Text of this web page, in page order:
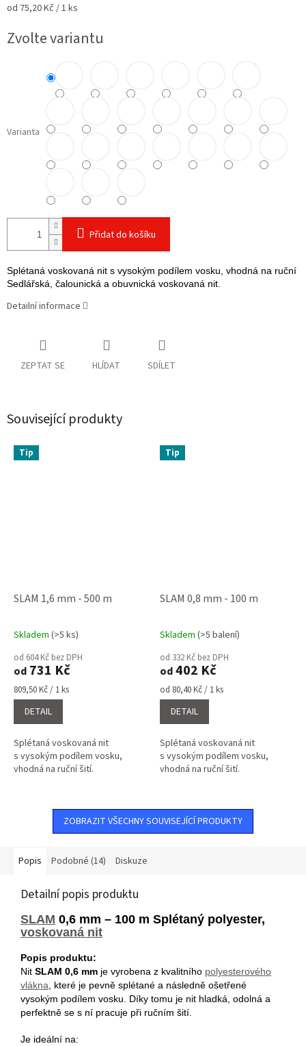
Měrná
od 75,20 Kč / 1 ks
Zvolte variantu
Varianta
Přidat do košíku
Splétaná voskovaná nit s vysokým podílem vosku, vhodná na ruční
Sedlářská, čalounická a obuvnická voskovaná nit.
Detailní informace
ZEPTAT SE HLÍDAT SDÍLET
Související produkty
Tip
SLAM 1,6 mm - 500 m
Průměrné
hodnocení
produktu
je
4,7
z
hvězdiček.
Skladem (>5 ks)
od 604 Kč bez DPH
od 731 Kč
Měrná
cena:
809,50 Kč / 1 ks
DETAIL
Splétaná voskovaná nit
s vysokým podílem vosku,
vhodná na ruční šití.
Tip
SLAM 0,8 mm - 100 m
Průměrné
hodnocení
produktu
je
5,0
z
hvězdiček.
Skladem (>5 balení)
od 332 Kč bez DPH
od402 Kč
Měrná
cena:
od 80,40 Kč / 1 ks
DETAIL
Splétaná voskovaná nit
s vysokým podílem vosku,
vhodná na ruční šití.
ZOBRAZIT VŠECHNY SOUVISEJÍCÍ PRODUKTY
Popis Podobné (14) Diskuze
Detailní popis produktu
SLAM 0,6 mm – 100 m Splétaný polyester,
voskovaná nit
Popis produktu:
Nit SLAM 0,6 mm je vyrobena z kvalitního polyesterového
vlákna , které je pevně splétané a následně ošetřené
vysokým podílem vosku. Díky tomu je nit hladká, odolná a
perfektně se s ní pracuje při ručním šití.
Je ideální na: